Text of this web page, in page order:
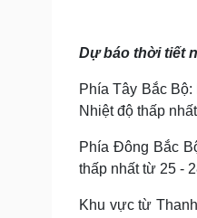
Dự báo thời tiết
Phía Tây Bắc
Nhiệt độ thấp
Phía Đông Bắc
thấp nhất từ 25 -
Khu vực từ